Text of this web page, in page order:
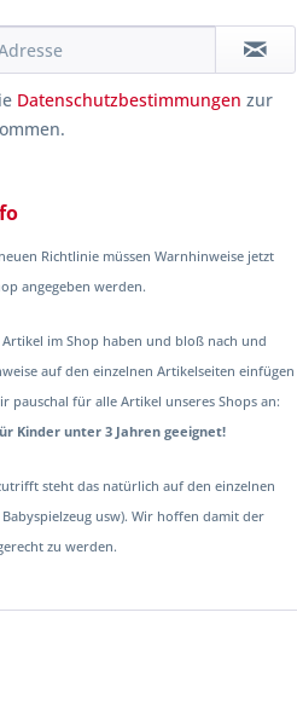
Datenschutzbestimmungen zur
Richtlinie müssen Warnhinweise jetzt
angegeben werden.
Artikel im Shop haben und bloß nach und
auf den einzelnen Artikelseiten einfügen
pauschal für alle Artikel unseres Shops an:
Kinder unter 3 Jahren geeignet!
steht das natürlich auf den einzelnen
usw). Wir hoffen damit der
zu werden.